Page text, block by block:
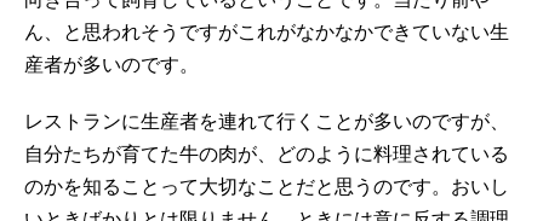
ん、と思われそうですがこれがなかなかできていない生
産者が多いのです。
レストランに生産者を連れて行くことが多いのですが、
自分たちが育てた牛の肉が、どのように料理されている
のかを知ることって大切なことだと思うのです。おいし